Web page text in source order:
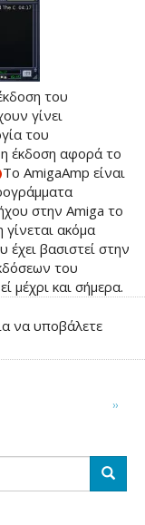
του
γίνει
του
έκδοση αφορά το
Το AmigaAmp είναι
στην Amiga το
ακόμα
βασιστεί στην
του
μέχρι και σήμερα.
να υποβάλετε
Next
››